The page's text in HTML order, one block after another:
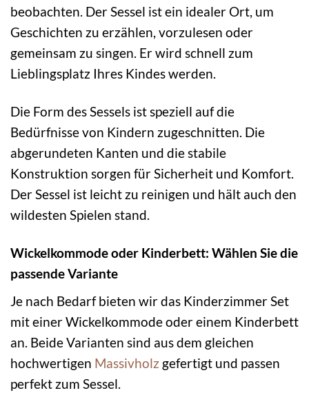
beobachten. Der Sessel ist ein idealer Ort, um
Geschichten zu erzählen, vorzulesen oder
gemeinsam zu singen. Er wird schnell zum
Lieblingsplatz Ihres Kindes werden.
Die Form des Sessels ist speziell auf die
Bedürfnisse von Kindern zugeschnitten. Die
abgerundeten Kanten und die stabile
Konstruktion sorgen für Sicherheit und Komfort.
Der Sessel ist leicht zu reinigen und hält auch den
wildesten Spielen stand.
Wickelkommode oder Kinderbett: Wählen Sie die
passende Variante
Je nach Bedarf bieten wir das Kinderzimmer Set
mit einer Wickelkommode oder einem Kinderbett
an. Beide Varianten sind aus dem gleichen
hochwertigen Massivholz gefertigt und passen
perfekt zum Sessel.